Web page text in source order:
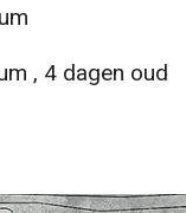
, 4 dagen oud